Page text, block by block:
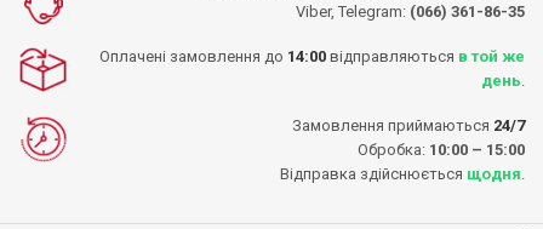
Viber, Telegram: (066) 361-86-35
Оплачені замовлення до 14:00 відправляються в той же
день
Замовлення приймаються 24/7
Обробка: 10:00 – 15:00
Відправка здійснюється щодня